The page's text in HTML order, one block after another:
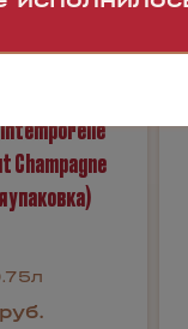
Champagne
упаковка)